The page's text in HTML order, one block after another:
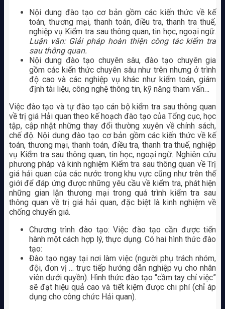
Nội dung đào tạo cơ bản gồm các kiến thức về kế
toán, thương mại, thanh toán, điều tra, thanh tra thuế,
nghiệp vụ Kiểm tra sau thông quan, tin học, ngoại ngữ.
Luận văn: Giải pháp hoàn thiện công tác kiểm tra
sau thông quan.
Nội dung đào tạo chuyên sâu, đào tạo chuyên gia
gồm các kiến thức chuyên sâu như trên nhưng ở trình
độ cao và các nghiệp vụ khác như kiểm toán, giám
định tài liệu, công nghệ thông tin, kỹ năng tham vấn…
Việc đào tạo và tự đào tạo cán bộ kiểm tra sau thông quan
về trị giá Hải quan theo kế hoạch đào tạo của Tổng cục, học
tập, cập nhật những thay đổi thường xuyên về chính sách,
chế độ. Nội dung đào tạo cơ bản gồm các kiến thức về kế
toán, thương mại, thanh toán, điều tra, thanh tra thuế, nghiệp
vụ Kiểm tra sau thông quan, tin học, ngoại ngữ. Nghiên cứu
phương pháp và kinh nghiệm Kiểm tra sau thông quan về Trị
giá hải quan của các nước trong khu vực cũng như trên thế
giới để đáp ứng được những yêu cầu về kiểm tra, phát hiện
những gian lận thương mại trong quá trình kiểm tra sau
thông quan về trị giá hải quan, đặc biệt là kinh nghiệm về
chống chuyển giá.
Chương trình đào tạo: Việc đào tạo cần được tiến
hành một cách hợp lý, thực dụng. Có hai hình thức đào
tạo:
Đào tạo ngay tại nơi làm việc (người phụ trách nhóm,
đội, đơn vị … trực tiếp hướng dẫn nghiệp vụ cho nhân
viên dưới quyền). Hình thức đào tạo “cầm tay chỉ việc”
sẽ đạt hiệu quả cao và tiết kiệm được chi phí (chỉ áp
dụng cho công chức Hải quan).